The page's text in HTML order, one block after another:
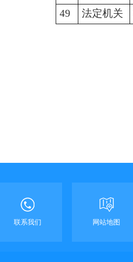
49 法定机关
联系我们 网站地图